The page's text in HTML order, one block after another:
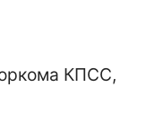
КПСС,